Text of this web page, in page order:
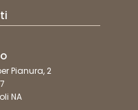
Pianura, 2
NA